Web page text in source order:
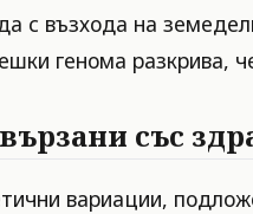
с възхода на
генома разкрива,
със
вариации,